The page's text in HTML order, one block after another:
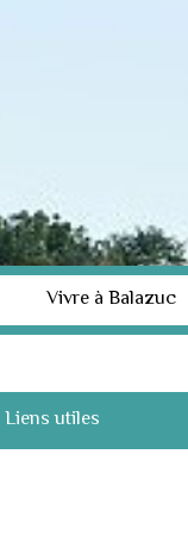
Vivre à Balazuc
Liens utiles